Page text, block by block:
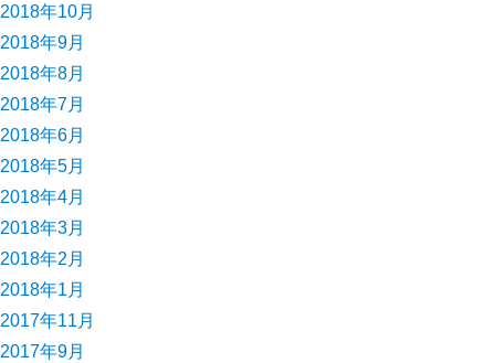
2018年10月
2018年9月
2018年8月
2018年7月
2018年6月
2018年5月
2018年4月
2018年3月
2018年2月
2018年1月
2017年11月
2017年9月